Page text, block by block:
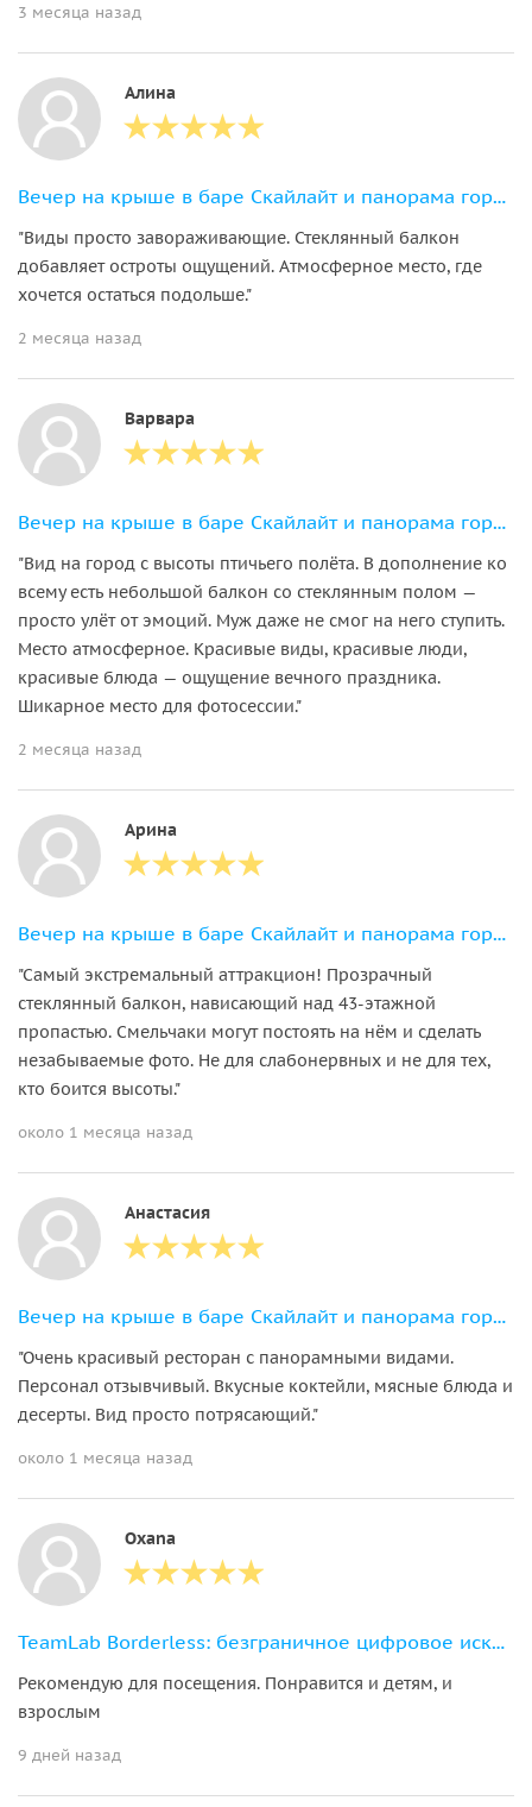
3 месяца назад
Алина
Вечер на крыше в баре Скайлайт и панорама города
"Виды просто завораживающие. Стеклянный балкон
добавляет остроты ощущений. Атмосферное место, где
хочется остаться подольше."
2 месяца назад
Варвара
Вечер на крыше в баре Скайлайт и панорама города
"Вид на город с высоты птичьего полёта. В дополнение ко
всему есть небольшой балкон со стеклянным полом —
просто улёт от эмоций. Муж даже не смог на него ступить.
Место атмосферное. Красивые виды, красивые люди,
красивые блюда — ощущение вечного праздника.
Шикарное место для фотосессии."
2 месяца назад
Арина
Вечер на крыше в баре Скайлайт и панорама города
"Самый экстремальный аттракцион! Прозрачный
стеклянный балкон, нависающий над 43-этажной
пропастью. Смельчаки могут постоять на нём и сделать
незабываемые фото. Не для слабонервных и не для тех,
кто боится высоты."
около 1 месяца назад
Анастасия
Вечер на крыше в баре Скайлайт и панорама города
"Очень красивый ресторан с панорамными видами.
Персонал отзывчивый. Вкусные коктейли, мясные блюда и
десерты. Вид просто потрясающий."
около 1 месяца назад
Oxana
TeamLab Borderless: безграничное цифровое искусство в Токио
Рекомендую для посещения. Понравится и детям, и
взрослым
9 дней назад